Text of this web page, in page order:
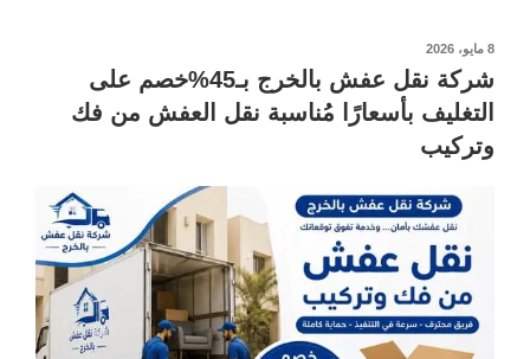
نُشر
8 مايو، 2026
شركة نقل عفش بالخرج بـ45%خصم على
التغليف بأسعارًا مُناسبة نقل العفش من فك
وتركيب